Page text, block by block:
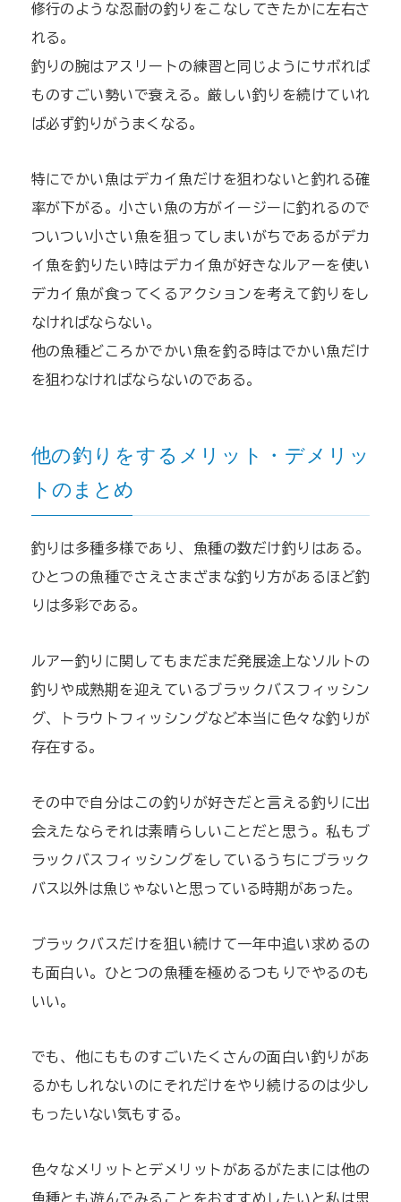
修行のような忍耐の釣りをこなしてきたかに左右さ
れる。
釣りの腕はアスリートの練習と同じようにサボれば
ものすごい勢いで衰える。厳しい釣りを続けていれ
ば必ず釣りがうまくなる。
特にでかい魚はデカイ魚だけを狙わないと釣れる確
率が下がる。小さい魚の方がイージーに釣れるので
ついつい小さい魚を狙ってしまいがちであるがデカ
イ魚を釣りたい時はデカイ魚が好きなルアーを使い
デカイ魚が食ってくるアクションを考えて釣りをし
なければならない。
他の魚種どころかでかい魚を釣る時はでかい魚だけ
を狙わなければならないのである。
他の釣りをするメリット・デメリッ
トのまとめ
釣りは多種多様であり、魚種の数だけ釣りはある。
ひとつの魚種でさえさまざまな釣り方があるほど釣
りは多彩である。
ルアー釣りに関してもまだまだ発展途上なソルトの
釣りや成熟期を迎えているブラックバスフィッシン
グ、トラウトフィッシングなど本当に色々な釣りが
存在する。
その中で自分はこの釣りが好きだと言える釣りに出
会えたならそれは素晴らしいことだと思う。私もブ
ラックバスフィッシングをしているうちにブラック
バス以外は魚じゃないと思っている時期があった。
ブラックバスだけを狙い続けて一年中追い求めるの
も面白い。ひとつの魚種を極めるつもりでやるのも
いい。
でも、他にもものすごいたくさんの面白い釣りがあ
るかもしれないのにそれだけをやり続けるのは少し
もったいない気もする。
色々なメリットとデメリットがあるがたまには他の
魚種とも遊んでみることをおすすめしたいと私は思